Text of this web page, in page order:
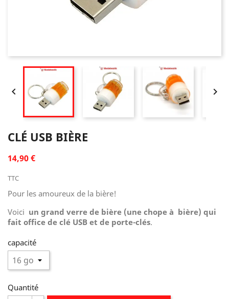
 
CLÉ USB BIÈRE
14,90 €
TTC
Pour les amoureux de la bière!
Voici un grand verre de bière (une chope à bière) qui
fait office de clé USB et de porte-clés.
capacité
Quantité